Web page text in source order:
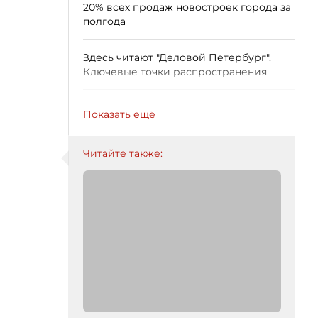
20% всех продаж новостроек города за
полгода
Здесь читают "Деловой Петербург".
Ключевые точки распространения
Показать ещё
Читайте также: